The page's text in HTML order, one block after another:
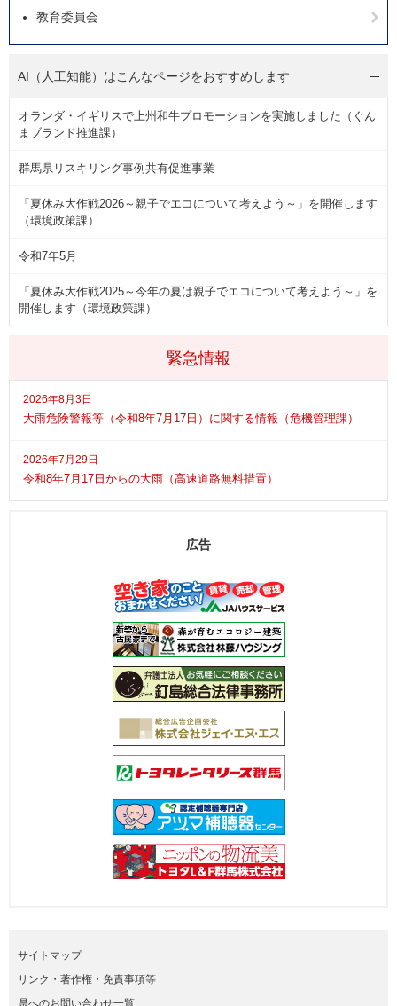
緊急情報
2026年8月3日
大雨危険警報等（令和8年7月17日）に関する情報（危機管理課）
2026年7月29日
令和8年7月17日からの大雨（高速道路無料措置）
教育委員会
AI（人工知能）はこんなページをおすすめします
オランダ・イギリスで上州和牛プロモーションを実施しました（ぐん
まブランド推進課）
群馬県リスキリング事例共有促進事業
「夏休み大作戦2026～親子でエコについて考えよう～」を開催します
（環境政策課）
令和7年5月
「夏休み大作戦2025～今年の夏は親子でエコについて考えよう～」を
開催します（環境政策課）
広告
サイトマップ
リンク・著作権・免責事項等
県へのお問い合わせ一覧